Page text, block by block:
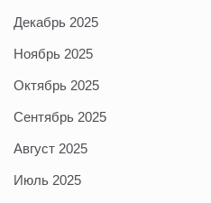
Декабрь 2025
Ноябрь 2025
Октябрь 2025
Сентябрь 2025
Август 2025
Июль 2025